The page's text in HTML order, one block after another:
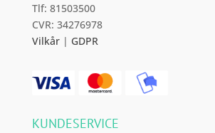
Tlf: 81503500
CVR: 34276978
Vilkår| GDPR
KUNDESERVICE